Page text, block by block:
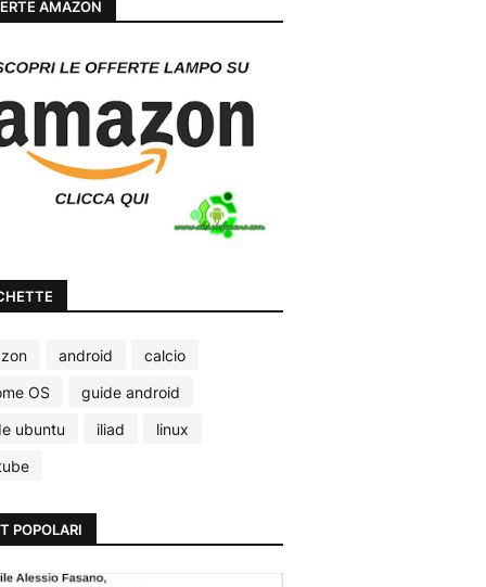
AMAZON
android
calcio
OS
guide android
ubuntu
iliad
linux
POPOLARI